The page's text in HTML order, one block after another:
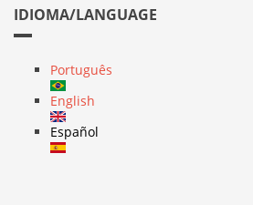
IDIOMA/LANGUAGE
Português
English
Español